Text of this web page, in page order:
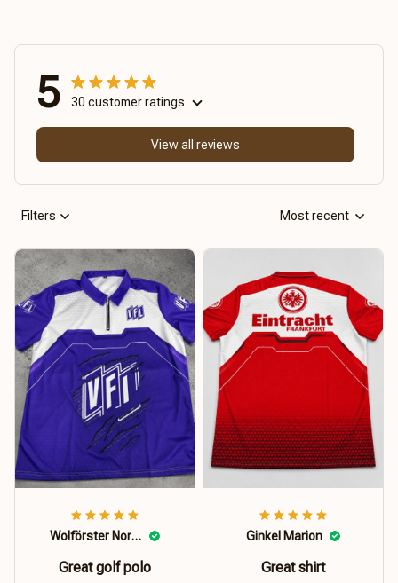
5 30 customer ratings
View all reviews
Filters Most recent
Wolförster Norbert
Great golf polo
Ginkel Marion
Great shirt